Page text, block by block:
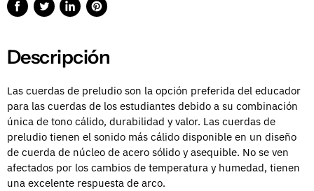
CompartirPublicarCompartirGuardar
Descripción
Las cuerdas de preludio son la opción preferida del educador
para las cuerdas de los estudiantes debido a su combinación
única de tono cálido, durabilidad y valor. Las cuerdas de
preludio tienen el sonido más cálido disponible en un diseño
de cuerda de núcleo de acero sólido y asequible. No se ven
afectados por los cambios de temperatura y humedad, tienen
una excelente respuesta de arco.